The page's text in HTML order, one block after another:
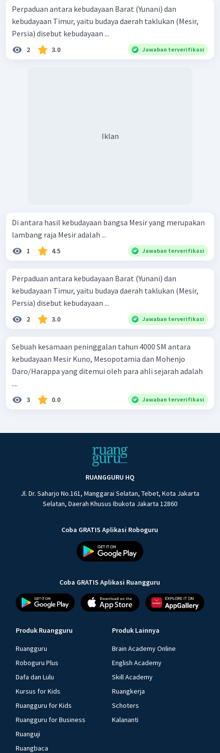
Perpaduan antara kebudayaan Barat (Yunani) dan
kebudayaan Timur, yaitu budaya daerah taklukan (Mesir,
Persia) disebut kebudayaan ...
2 3.0 Jawaban terverifikasi
Iklan
Di antara hasil kebudayaan bangsa Mesir yang merupakan
lambang raja Mesir adalah ...
1 4.5 Jawaban terverifikasi
Perpaduan antara kebudayaan Barat (Yunani) dan
kebudayaan Timur, yaitu budaya daerah taklukan (Mesir,
Persia) disebut kebudayaan ...
2 3.0 Jawaban terverifikasi
Sebuah kesamaan peninggalan tahun 4000 SM antara
kebudayaan Mesir Kuno, Mesopotamia dan Mohenjo
Daro/Harappa yang ditemui oleh para ahli sejarah adalah
....
3 0.0 Jawaban terverifikasi
RUANGGURU HQ
Jl. Dr. Saharjo No.161, Manggarai Selatan, Tebet, Kota Jakarta
Selatan, Daerah Khusus Ibukota Jakarta 12860
Coba GRATIS Aplikasi Roboguru
Coba GRATIS Aplikasi Ruangguru
Produk Ruangguru
Ruangguru
Roboguru Plus
Dafa dan Lulu
Kursus for Kids
Ruangguru for Kids
Ruangguru for Business
Ruanguji
Ruangbaca
Produk Lainnya
Brain Academy Online
English Academy
Skill Academy
Ruangkerja
Schoters
Kalananti